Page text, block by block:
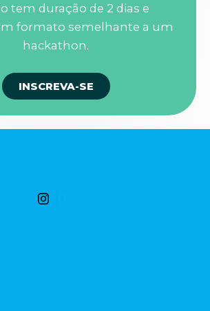
tem duração de 2 dias e
formato semelhante a um
hackathon.
INSCREVA-SE